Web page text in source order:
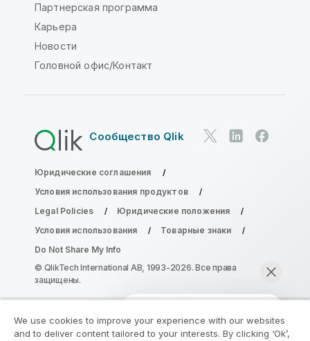
Партнерская программа
Карьера
Новости
Головной офис/Контакт
Сообщество Qlik
Юридические соглашения
Условия использования продуктов
Legal Policies
Юридические положения
Условия использования
Товарные знаки
Do Not Share My Info
© QlikTech International AB, 1993-2026. Все права
защищены.
Присоединяйтесь к программе
We use cookies to improve your experience with our websites
and to deliver content tailored to your interests. By clicking ‘Ok’,